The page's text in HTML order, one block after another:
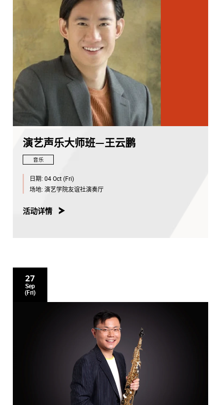
演艺声乐大师班—王云鹏
音乐
日期: 04 Oct (Fri)
场地: 演艺学院友谊社演奏厅
活动详情
27
Sep
(Fri)